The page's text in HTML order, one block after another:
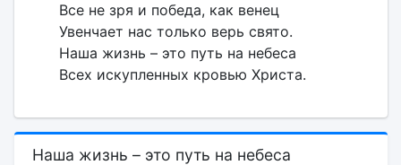
Все не зря и победа, как венец
Увенчает нас только верь свято.
Наша жизнь – это путь на небеса
Всех искупленных кровью Христа.
Наша жизнь – это путь на небеса